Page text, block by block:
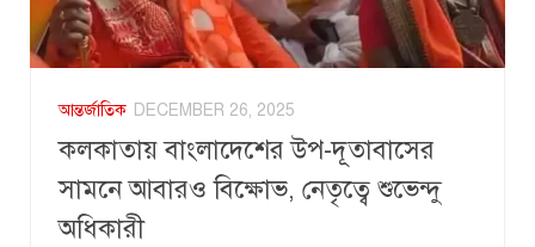
আন্তর্জাতিক DECEMBER 26, 2025
কলকাতায় বাংলাদেশের উপ-দূতাবাসের
সামনে আবারও বিক্ষোভ, নেতৃত্বে শুভেন্দু
অধিকারী